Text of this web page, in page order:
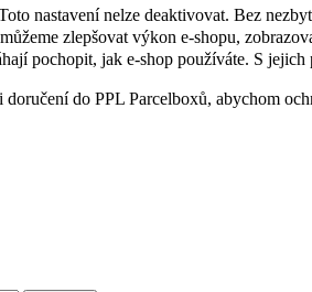
nastavení nelze deaktivovat. Bez
zlepšovat výkon e-shopu,
pochopit, jak e-shop používáte. S jejich
do PPL Parcelboxů, abychom